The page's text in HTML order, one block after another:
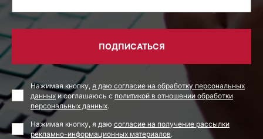
ПОДПИСАТЬСЯ
Нажимая кнопку, я даю согласие на обработку персональных
данныхи соглашаюсь с политикой в отношении обработки
персональных данных.
Нажимая кнопку, я даю согласие на получение рассылки
рекламно-информационных материалов.